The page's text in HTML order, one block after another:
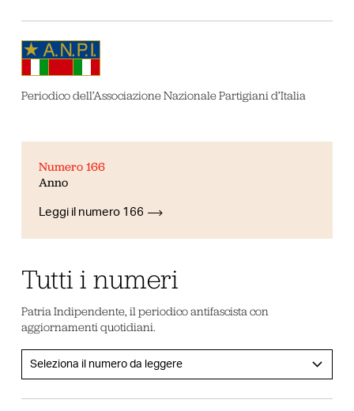
Periodico dell’Associazione Nazionale Partigiani d’Italia
Numero 166
Anno
Leggi il numero 166
Tutti i numeri
Patria Indipendente, il periodico antifascista con
aggiornamenti quotidiani.